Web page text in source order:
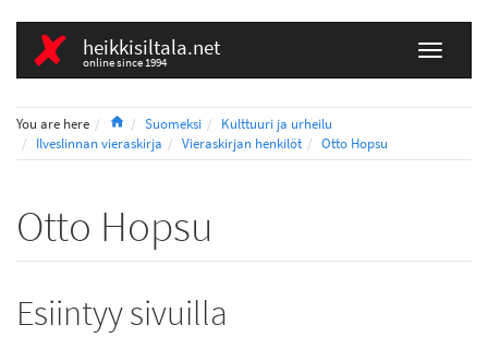
heikkisiltala.net
online since 1994
You are here HomeSuomeksi
Kulttuuri ja urheilu
Ilveslinnan vieraskirja
Vieraskirjan henkilöt Otto Hopsu
Otto Hopsu
Esiintyy sivuilla